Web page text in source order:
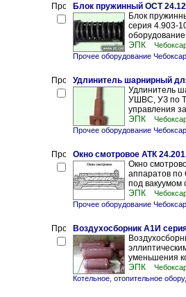
Блок пружинный ОСТ
Блок
серия 4.903-
ЭПК
Прочее оборудование
Удлинитель шарнирный
Удлинитель
УШВС, УЗ по
управления
ЭПК
Прочее оборудование
Окно смотровое АТК
Окно
аппаратов
под вакуумом
ЭПК
Прочее оборудование
Воздухосборник А1И
уменьшения
ЭПК
Котельное, отопительное